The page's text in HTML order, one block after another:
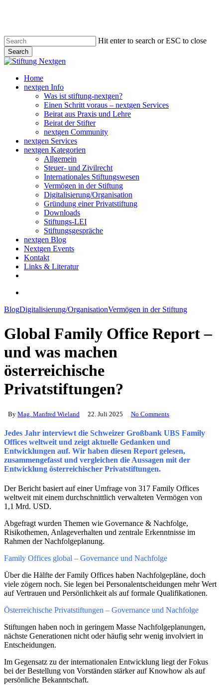
content
Hit enter to search or ESC to close
Search
Close
search
Menu
Home
nextgen Info
Was ist stiftung-nextgen?
Einen Schritt voraus – nextgen Services
Beirat aus Praxis und Lehre
Beirat der Stifter
nextgen Community
nextgen Services
nextgen Kategorien
Allgemein
Steuer- und Zivilrecht
Internationales Stiftungswesen
Vermögen in der Stiftung
Digitalisierung/Organisation
Gründung einer Privatstiftung
Downloads
Stiftungs-LEI
Stiftungsgespräche
nextgen Blog
Nextgen Events
Kontakt
Links & Literatur
BlogDigitalisierung/OrganisationVermögen in der Stiftung
Global Family Office Report –
und was machen
österreichische
Privatstiftungen?
By Mag. Manfred Wieland 22. Juli 2025 No Comments
Jedes Jahr interviewt die Schweizer Großbank UBS Family
Offices weltweit und zeigt aktuelle Gedanken und
Entwicklungen auf. Wir haben diesen Report gelesen,
zusammengefasst und vergleichen die Aussagen mit der
Entwicklung österreichischer Privatstiftungen.
Der Bericht basiert auf einer Umfrage von 317 Family Offices
weltweit mit einem durchschnittlich verwalteten Vermögen von
1,1 Mrd. USD.
Abgefragt wurden Themen wie Governance & Nachfolge,
Risikothemen, Anlageverhalten und zentrale Erkenntnisse im
Rahmen der Nachfolgeplanung.
Family Offices global – Governance und Nachfolge
Über die Hälfte der Family Offices haben Nachfolgepläne, doch
viele zögern noch. Sie legen bei Personalentscheidungen mehr Wert
auf Vertrauen und Persönlichkeit als auf formale Qualifikationen.
Österreichische Privatstiftungen – Governance und Nachfolge
Stiftungen haben noch in geringem Masse Nachfolgeplanungen,
nächste Generationen nicht oder häufig sehr wenig involviert in
Entscheidungen.
Im Gegensatz zu der internationalen Entwicklung liegt der Fokus
bei der Bestellung von Vorständen stärker auf Knowhow als auf
persönliche Bekanntschaft.